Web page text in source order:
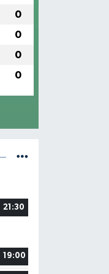
0
0
0
0
21:30
19:00